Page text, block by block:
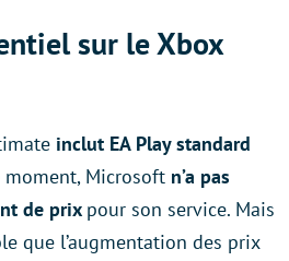
sur le Xbox
inclut EA Play standard
Microsoft n’a pas
de prix pour son service. Mais
que l’augmentation des prix